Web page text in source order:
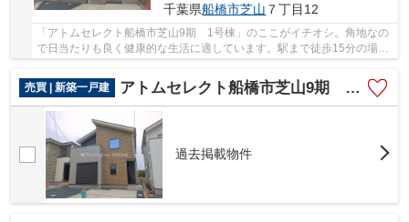
千葉県船橋市芝山 ７丁目12
「アトムセレクト船橋市芝山9期 1号棟」のここがイチオシ。角地なの
で日当たりも良く健康的な生活に適しています。駅まで徒歩15分の場所
にある物件です。綺麗で清潔感のある室内が新...
売買 | 新築一戸建
アトムセレクト船橋市芝山9期 2号棟
過去掲載物件